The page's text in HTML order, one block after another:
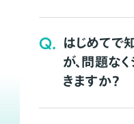
Q. はじめてで
が、問題な
きますか？